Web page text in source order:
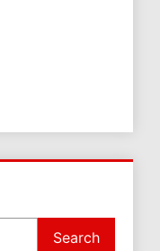
Search